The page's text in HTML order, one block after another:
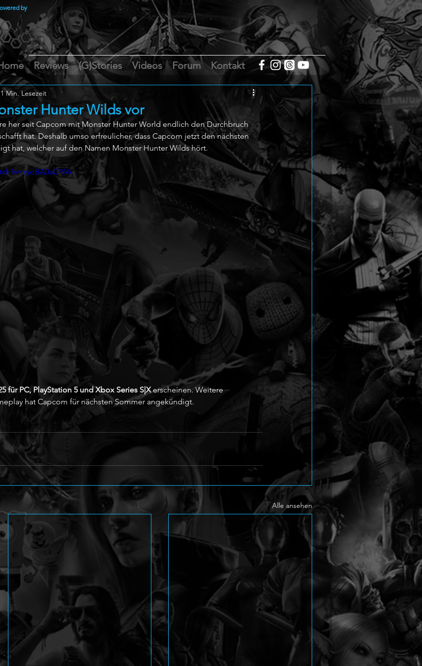
by
Reviews (G)Stories Videos Forum Kontakt
Hunter Wilds vor
1 Min. Lesezeit
her seit Capcom mit Monster Hunter World endlich den Durchbruch
hat. Deshalb umso erfreulicher, dass Capcom jetzt den nächsten
hat, welcher auf den Namen Monster Hunter Wilds hört.
für PC, PlayStation 5 und Xbox Series S|X erscheinen. Weitere
hat Capcom für nächsten Sommer angekündigt.
Alle ansehen